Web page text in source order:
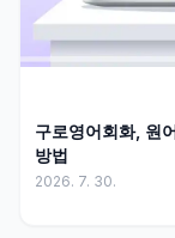
구로영어회화, 원
방법
2026. 7. 30.